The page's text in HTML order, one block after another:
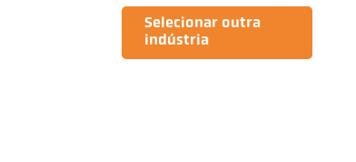
Selecionar outra
indústria